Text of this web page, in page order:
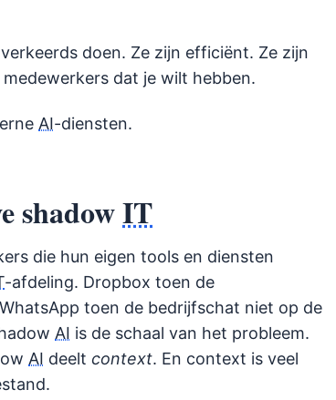
doen. Ze zijn efficiënt. Ze zijn
dat je wilt hebben.
AI-diensten.
shadowIT
die hun eigen tools en diensten
-afdeling. Dropbox toen de
toen de bedrijfschat niet op de
AI is de schaal van het probleem.
AI deelt context. En context is veel